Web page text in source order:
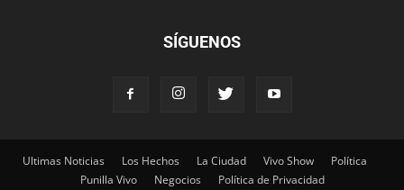
SÍGUENOS
Ultimas Noticias Los Hechos La Ciudad Vivo Show
Política
Punilla Vivo
Negocios Política de Privacidad